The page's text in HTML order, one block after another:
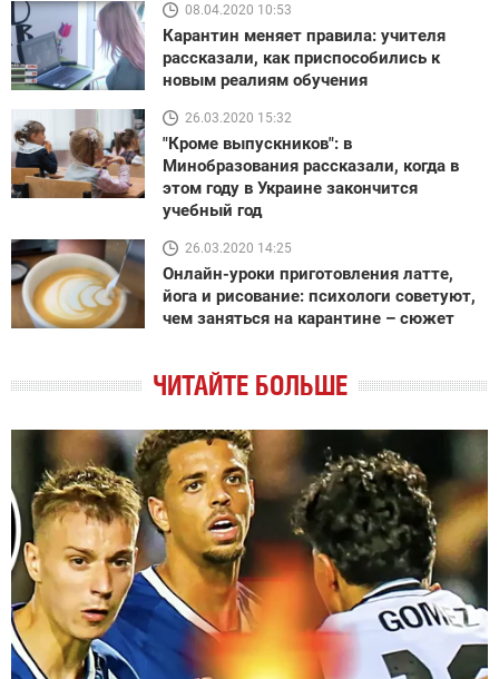
08.04.2020 10:53
Карантин меняет правила: учителя
рассказали, как приспособились к
новым реалиям обучения
26.03.2020 15:32
"Кроме выпускников": в
Минобразования рассказали, когда в
этом году в Украине закончится
учебный год
26.03.2020 14:25
Онлайн-уроки приготовления латте,
йога и рисование: психологи советуют,
чем заняться на карантине – сюжет
ЧИТАЙТЕ БОЛЬШЕ